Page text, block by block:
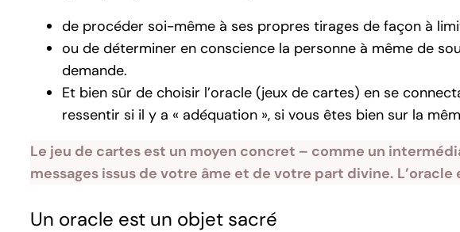
de procéder soi-même à ses propres tirages de façon à
ou de déterminer en conscience la personne à même de
demande.
Et bien sûr de choisir l’oracle (jeux de cartes) en se
ressentir si il y a « adéquation », si vous êtes bien sur la
Le jeu de cartes est un moyen concret – comme un
messages issus de votre âme et de votre part divine.
Un oracle est un objet sacré